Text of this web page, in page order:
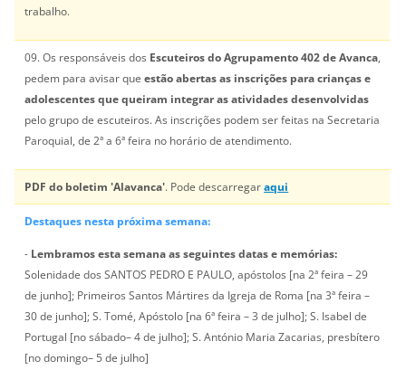
trabalho.
09. Os responsáveis dos Escuteiros do Agrupamento 402 de Avanca,
pedem para avisar queestão abertas as inscrições para crianças e
adolescentes que queiram integrar as atividades desenvolvidas
pelo grupo de escuteiros. As inscrições podem ser feitas na Secretaria
Paroquial, de 2ª a 6ª feira no horário de atendimento.
PDF do boletim 'Alavanca'. Pode descarregaraqui
Destaques nesta próxima semana:
- Lembramos esta semana as seguintes datas e memórias:
Solenidade dos SANTOS PEDRO E PAULO, apóstolos [na 2ª feira – 29
de junho]; Primeiros Santos Mártires da Igreja de Roma [na 3ª feira –
30 de junho]; S. Tomé, Apóstolo [na 6ª feira – 3 de julho]; S. Isabel de
Portugal [no sábado– 4 de julho]; S. António Maria Zacarias, presbítero
[no domingo– 5 de julho]